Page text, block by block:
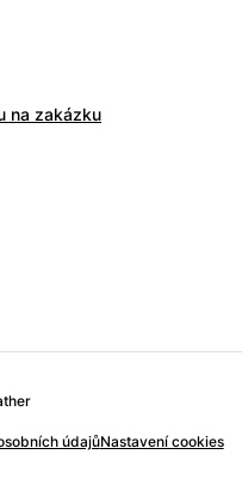
na zakázku
údajůNastavení cookies